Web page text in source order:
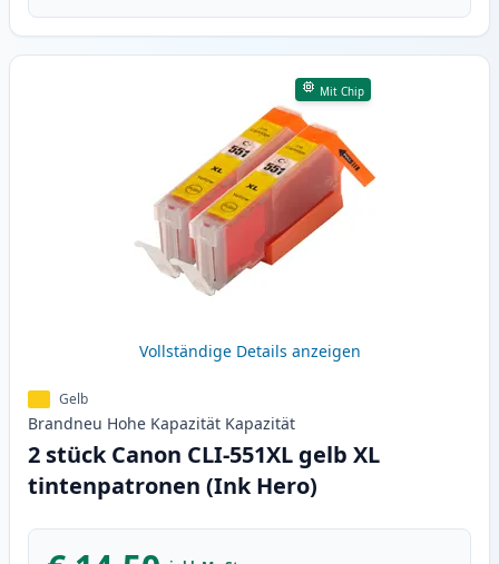
Mit Chip
Vollständige Details anzeigen
Gelb
Brandneu Hohe Kapazität Kapazität
2 stück Canon CLI-551XL gelb XL
tintenpatronen (Ink Hero)